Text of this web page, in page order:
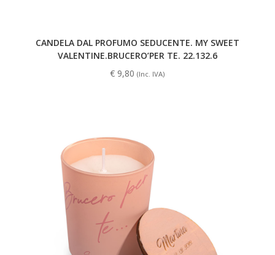
CANDELA DAL PROFUMO SEDUCENTE. MY SWEET
VALENTINE.BRUCERO’PER TE. 22.132.6
€ 9,80 (Inc. IVA)